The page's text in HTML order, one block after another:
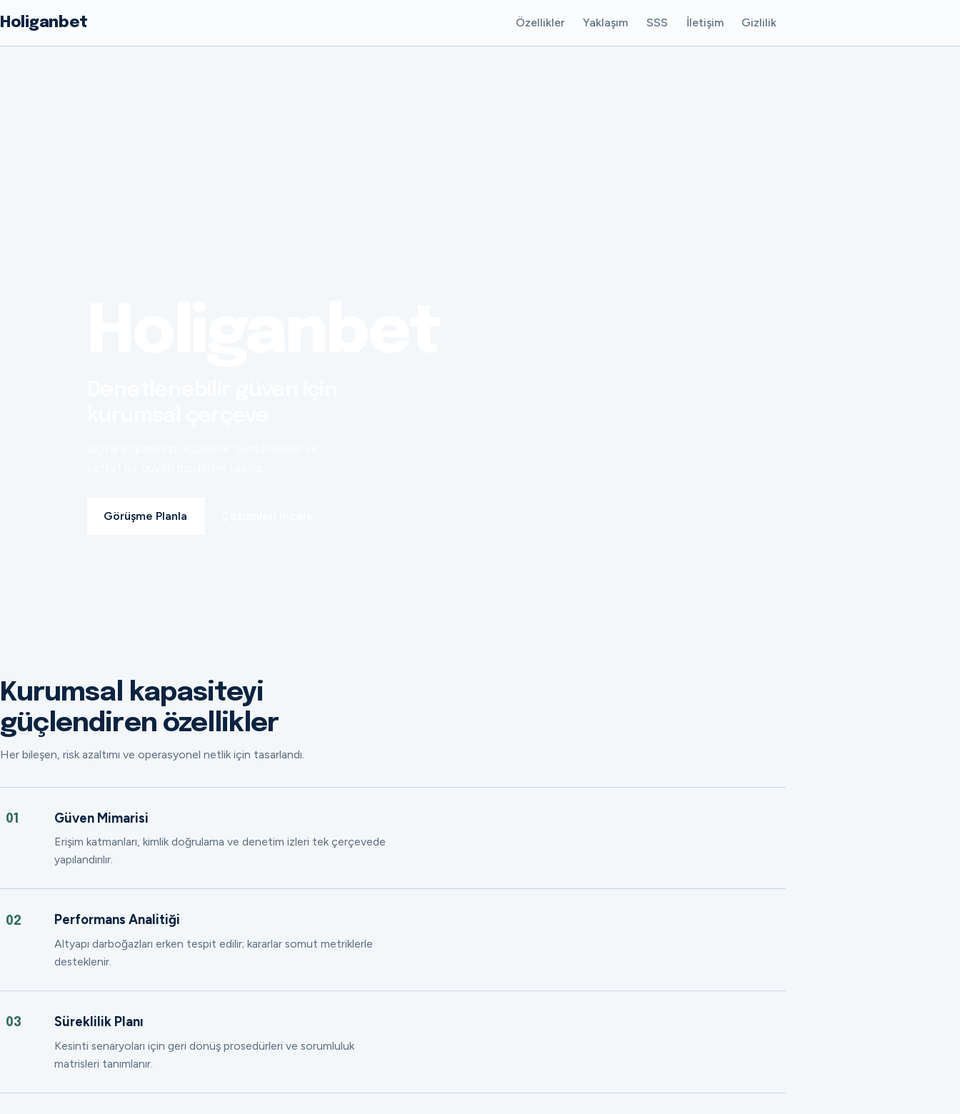
Holiganbet Özellikler Yaklaşım SSS İletişim Gizlilik
Görüşme Planla
Kurumsal kapasiteyi
güçlendiren özellikler
Her bileşen, risk azaltımı ve operasyonel netlik için tasarlandı.
01 Güven Mimarisi
Erişim katmanları, kimlik doğrulama ve denetim izleri tek çerçevede
yapılandırılır.
02 Performans Analitiği
Altyapı darboğazları erken tespit edilir; kararlar somut metriklerle
desteklenir.
03 Süreklilik Planı
Kesinti senaryoları için geri dönüş prosedürleri ve sorumluluk
matrisleri tanımlanır.